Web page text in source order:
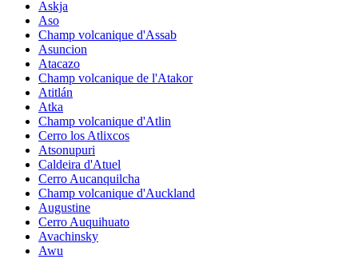
Askja
Aso
Champ volcanique d'Assab
Asuncion
Atacazo
Champ volcanique de l'Atakor
Atitlán
Atka
Champ volcanique d'Atlin
Cerro los Atlixcos
Atsonupuri
Caldeira d'Atuel
Cerro Aucanquilcha
Champ volcanique d'Auckland
Augustine
Cerro Auquihuato
Avachinsky
Awu